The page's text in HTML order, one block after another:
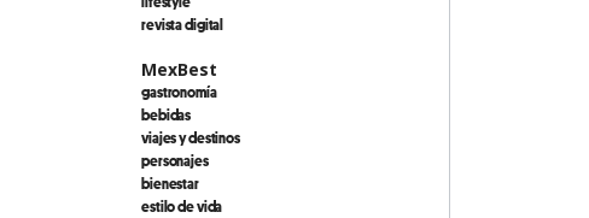
revista digital
MexBest
gastronomía
bebidas
viajes y destinos
personajes
bienestar
estilo de vida